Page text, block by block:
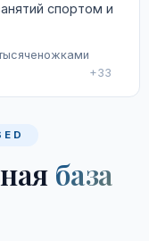
спортом и
+33
база